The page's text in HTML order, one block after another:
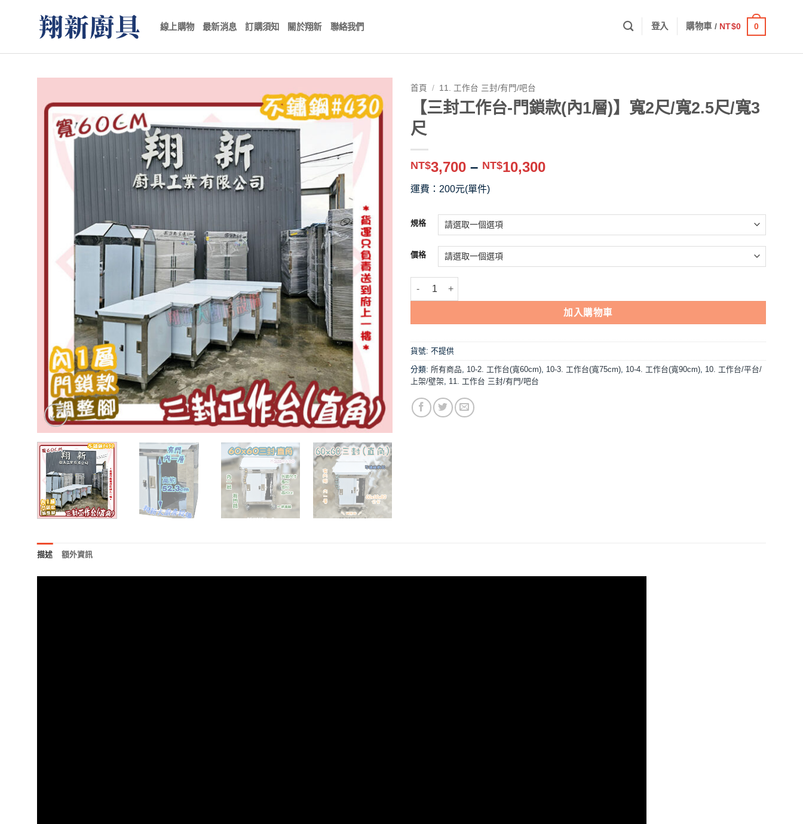
線上購物 最新消息 訂購須知 關於翔新 聯絡我們 登入 購物車 / NT$0 0
首頁 / 11. 工作台 三封/有門/吧台
【三封工作台-門鎖款(內1層)】寬2尺/寬2.5尺/寬3
尺
NT$3,700 – NT$10,300價
到
NT$10,300
運費：200元(單件)
規格
價格
【三封工作台-門鎖款(內1層)】寬2尺/寬2.5尺/寬3尺 數量
加入購物車
貨號: 不提供
分類: 所有商品 10-2. 工作台(寬60cm) 10-3. 工作台(寬75cm) 10-4. 工作台(寬90cm) 10. 工作台/平台/
上架/壁架
11. 工作台 三封/有門/吧台
描述 額外資訊